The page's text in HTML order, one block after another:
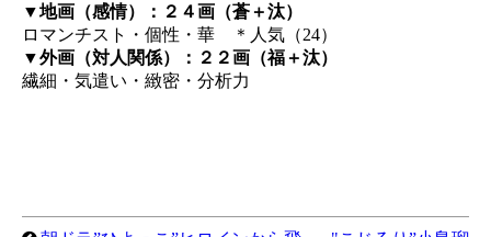
▼地画（感情）：２４画（蒼＋汰）
ロマンチスト・個性・華 ＊人気（24）
▼外画（対人関係）：２２画（福＋汰）
繊細・気遣い・緻密・分析力